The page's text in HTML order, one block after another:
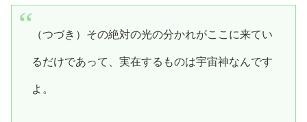
（つづき）その絶対の光の分かれがここに来てい
るだけであって、実在するものは宇宙神なんです
よ。